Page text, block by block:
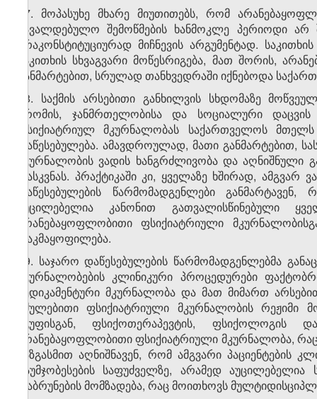
17. მოპასუხე მხარე მიუთითებს, რომ
სავალდებულო შემოწმების ხანმოკლე პერიოდი არ
არაკონსტიტუციურად მიჩნევის არგუმენტად.
საკითხის სხვაგვარი მოწესრიგება, მათ შორის,
განმარტებით, სრულად თანხვედრაში იქნებოდა
18. საქმის არსებითი განხილვის სხდომაზე
შრომის, ჯანმრთელობისა და სოციალური
ფსიქიატრიულ მკურნალობას საქართველოს
დაწესებულება. ამავდროულად, მათი განმარტებით,
მკურნალობის ვადის ხანგრძლივობა და
დასკვნას. პრაქტიკაში კი, ყველაზე ხშირად,
დაწესებულების წარმომადგენლები
აუცილებელია კანონით გათვალისწინებული
არანებაყოფლობითი ფსიქიატრიული
დაკმაყოფილება.
19. საჯარო დაწესებულების წარმომადგენლებმა
მკურნალობების კლინიკური პროცედურები
მედიკამენტური მკურნალობა და მათ მიმართ
იძულებითი ფსიქიატრიული მკურნალობის
ჯგუფისგან, ფსიქოთერაპევტის,
არანებაყოფლობითი ფსიქიატრიული მკურნალობა,
ხაზგასმით აღნიშნავენ, რომ ამგვარი
გაუმჯობესების საფუძველზე, არამედ
დაბრუნების მომზადება, რაც მოითხოვს